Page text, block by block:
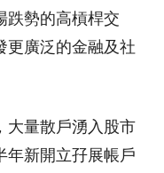
跌勢的高槓桿交
更廣泛的金融及社
大量散戶湧入股市
年新開立孖展帳戶